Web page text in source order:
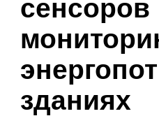
сенсоров
зданиях